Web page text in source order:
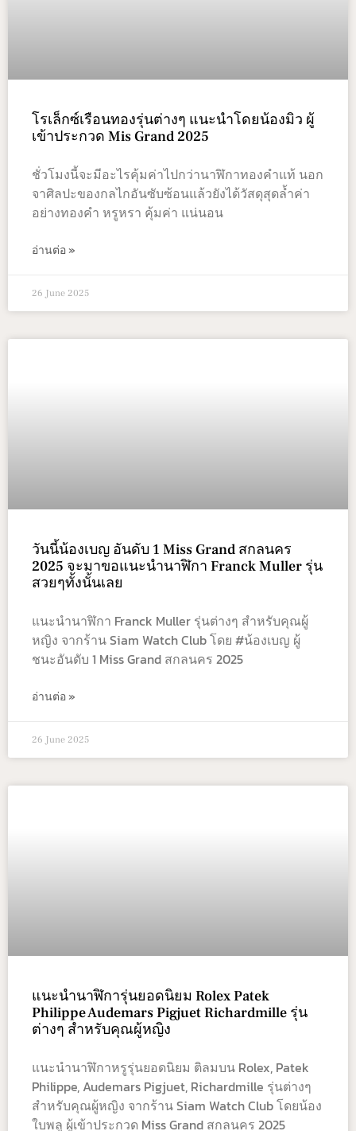
โรเล็กซ์เรือนทองรุ่นต่างๆ แนะนำโดยน้องมิว ผู้
เข้าประกวด Mis Grand 2025
ชั่วโมงนี้จะมีอะไรคุ้มค่าไปกว่านาฬิกาทองคำแท้ นอก
จาศิลปะของกลไกอันซับซ้อนแล้วยังได้วัสดุสุดล้ำค่า
อย่างทองคำ หรูหรา คุ้มค่า แน่นอน
อ่านต่อ »
26 June 2025
วันนี้น้องเบญ อันดับ 1 Miss Grand สกลนคร
2025 จะมาขอแนะนำนาฬิกา Franck Muller รุ่น
สวยๆทั้งนั้นเลย
แนะนำนาฬิกา Franck Muller รุ่นต่างๆ สำหรับคุณผู้
หญิง จากร้าน Siam Watch Club โดย #น้องเบญ ผู้
ชนะอันดับ 1 Miss Grand สกลนคร 2025
อ่านต่อ »
26 June 2025
แนะนำนาฬิการุ่นยอดนิยม Rolex Patek
Philippe Audemars Pigjuet Richardmille รุ่น
ต่างๆ สำหรับคุณผู้หญิง
แนะนำนาฬิกาหรูรุ่นยอดนิยม ติลมบน Rolex, Patek
Philippe, Audemars Pigjuet, Richardmille รุ่นต่างๆ
สำหรับคุณผู้หญิง จากร้าน Siam Watch Club โดยน้อง
ใบพลู ผู้เข้าประกวด Miss Grand สกลนคร 2025